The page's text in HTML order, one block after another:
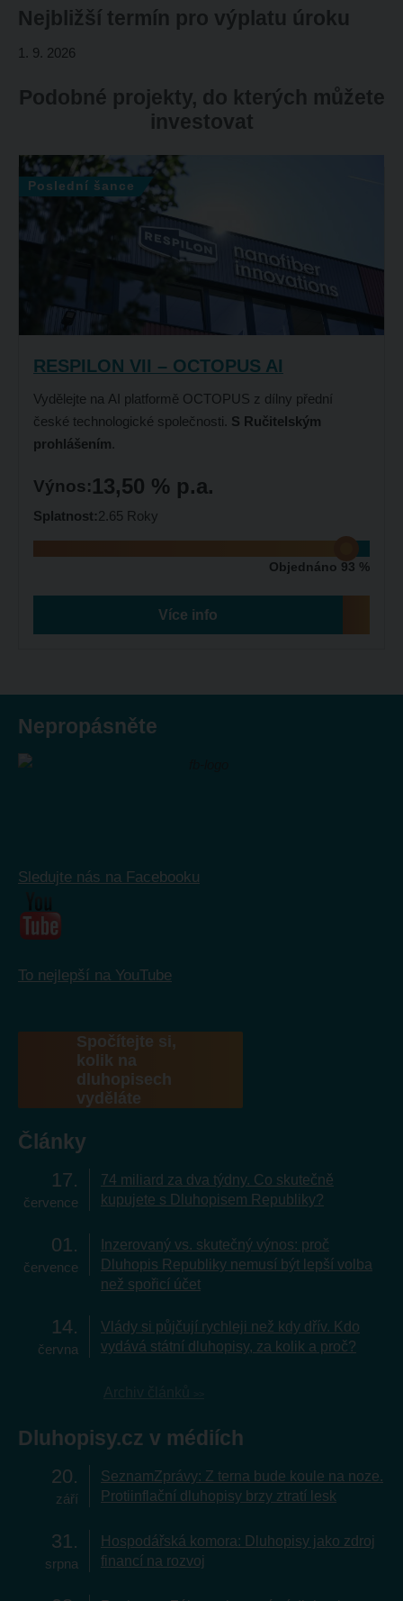
Nejbližší termín pro výplatu úroku
1. 9. 2026
Podobné projekty, do kterých můžete
investovat
RESPILON VII – OCTOPUS AI
Vydělejte na AI platformě OCTOPUS z dílny přední
české technologické společnosti. S Ručitelským
prohlášením.
Výnos:13,50 % p.a.
Splatnost:2.65 Roky
Objednáno 93 %
Poslední šance
Více info
Nepropásněte
Sledujte nás na Facebooku
To nejlepší na YouTube
Spočítejte si,
kolik na
dluhopisech
vyděláte
Články
17
července
74 miliard za dva týdny. Co skutečně
kupujete s Dluhopisem Republiky?
01
července
Inzerovaný vs. skutečný výnos: proč
Dluhopis Republiky nemusí být lepší volba
než spořicí účet
14
června
Vlády si půjčují rychleji než kdy dřív. Kdo
vydává státní dluhopisy, za kolik a proč?
Dluhopisy.cz v médiích
20
září
SeznamZprávy: Z terna bude koule na noze.
Protiinflační dluhopisy brzy ztratí lesk
31
srpna
Hospodářská komora: Dluhopisy jako zdroj
financí na rozvoj